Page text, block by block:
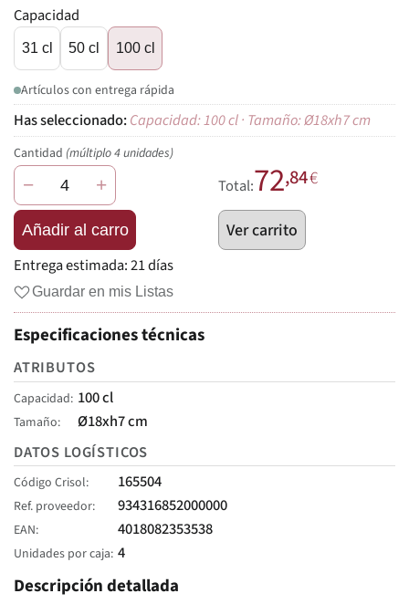
Capacidad
31 cl 50 cl 100 cl
Artículos con entrega rápida
Capacidad: 100 cl · Tamaño: Ø18xh7 cm
Cantidad (múltiplo 4 unidades)
− +
Añadir al carro
Total:72,84€
Ver carrito
Entrega estimada:21 días
Guardar en mis Listas
Especificaciones técnicas
ATRIBUTOS
Capacidad 100 cl
Tamaño
Ø18xh7 cm
DATOS LOGÍSTICOS
Código Crisol 165504
Ref. proveedor 934316852000000
EAN 4018082353538
Unidades por caja 4
Descripción detallada